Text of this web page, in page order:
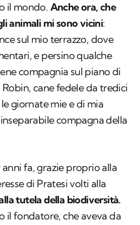
il mondo. Anche ora, che
animali mi sono vicini:
sul mio terrazzo, dove
e persino qualche
compagnia sul piano di
cane fedele da tredici
giornate mie e di mia
compagna della
fa, grazie proprio alla
di Pratesi volti alla
tutela della biodiversità.
il fondatore, che aveva da